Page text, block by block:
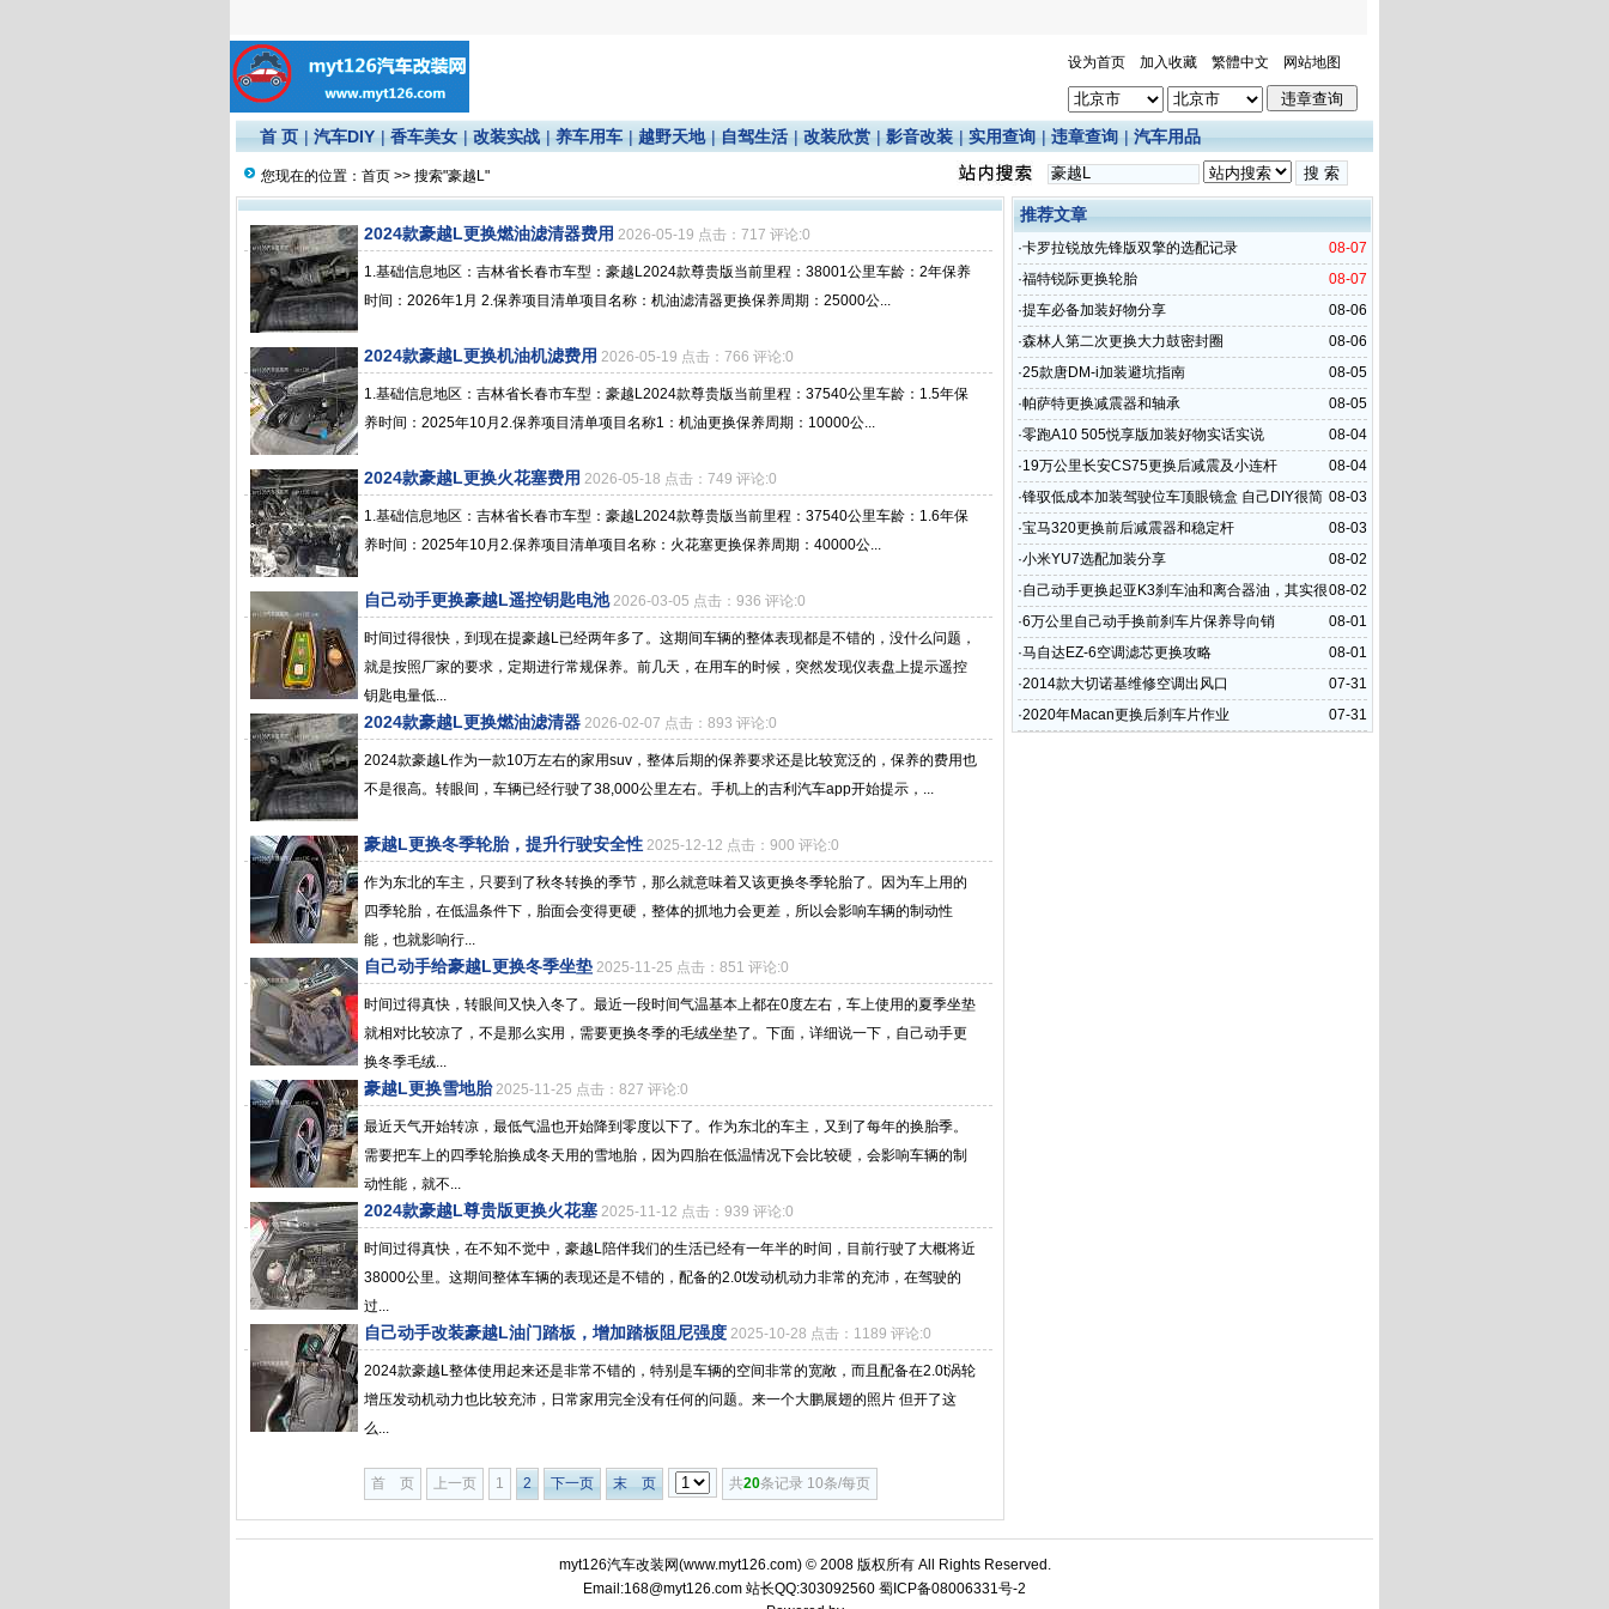
设为首页 加入收藏 繁體中文 网站地图
首 页 |汽车DIY |香车美女 |改装实战 |养车用车 |越野天地 |自驾生活 |改装欣赏 |影音改装 |实用查询 |违章查询 |汽车用品
您现在的位置： 首页 >> 搜索"豪越L"
2024款豪越L更换燃油滤清器费用 2026-05-19 点击：717 评论:0
1.基础信息地区：吉林省长春市车型：豪越L2024款尊贵版当前里程：38001公里车龄：2年保养
时间：2026年1月 2.保养项目清单项目名称：机油滤清器更换保养周期：25000公...
2024款豪越L更换机油机滤费用 2026-05-19 点击：766 评论:0
1.基础信息地区：吉林省长春市车型：豪越L2024款尊贵版当前里程：37540公里车龄：1.5年保
养时间：2025年10月2.保养项目清单项目名称1：机油更换保养周期：10000公...
2024款豪越L更换火花塞费用 2026-05-18 点击：749 评论:0
1.基础信息地区：吉林省长春市车型：豪越L2024款尊贵版当前里程：37540公里车龄：1.6年保
养时间：2025年10月2.保养项目清单项目名称：火花塞更换保养周期：40000公...
自己动手更换豪越L遥控钥匙电池 2026-03-05 点击：936 评论:0
时间过得很快，到现在提豪越L已经两年多了。这期间车辆的整体表现都是不错的，没什么问题，
就是按照厂家的要求，定期进行常规保养。前几天，在用车的时候，突然发现仪表盘上提示遥控
钥匙电量低...
2024款豪越L更换燃油滤清器 2026-02-07 点击：893 评论:0
2024款豪越L作为一款10万左右的家用suv，整体后期的保养要求还是比较宽泛的，保养的费用也
不是很高。转眼间，车辆已经行驶了38,000公里左右。手机上的吉利汽车app开始提示，...
豪越L更换冬季轮胎，提升行驶安全性 2025-12-12 点击：900 评论:0
作为东北的车主，只要到了秋冬转换的季节，那么就意味着又该更换冬季轮胎了。因为车上用的
四季轮胎，在低温条件下，胎面会变得更硬，整体的抓地力会更差，所以会影响车辆的制动性
能，也就影响行...
自己动手给豪越L更换冬季坐垫 2025-11-25 点击：851 评论:0
时间过得真快，转眼间又快入冬了。最近一段时间气温基本上都在0度左右，车上使用的夏季坐垫
就相对比较凉了，不是那么实用，需要更换冬季的毛绒坐垫了。下面，详细说一下，自己动手更
换冬季毛绒...
豪越L更换雪地胎 2025-11-25 点击：827 评论:0
最近天气开始转凉，最低气温也开始降到零度以下了。作为东北的车主，又到了每年的换胎季。
需要把车上的四季轮胎换成冬天用的雪地胎，因为四胎在低温情况下会比较硬，会影响车辆的制
动性能，就不...
2024款豪越L尊贵版更换火花塞 2025-11-12 点击：939 评论:0
时间过得真快，在不知不觉中，豪越L陪伴我们的生活已经有一年半的时间，目前行驶了大概将近
38000公里。这期间整体车辆的表现还是不错的，配备的2.0t发动机动力非常的充沛，在驾驶的
过...
自己动手改装豪越L油门踏板，增加踏板阻尼强度 2025-10-28 点击：1189 评论:0
2024款豪越L整体使用起来还是非常不错的，特别是车辆的空间非常的宽敞，而且配备在2.0t涡轮
增压发动机动力也比较充沛，日常家用完全没有任何的问题。来一个大鹏展翅的照片 但开了这
么...
首 页 上一页 1 2 下一页 末 页 共20条记录 10条/每页
推荐文章
08-07
·卡罗拉锐放先锋版双擎的选配记录
08-07
·福特锐际更换轮胎
08-06
·提车必备加装好物分享
08-06
·森林人第二次更换大力鼓密封圈
08-05
·25款唐DM-i加装避坑指南
08-05
·帕萨特更换减震器和轴承
08-04
·零跑A10 505悦享版加装好物实话实说
08-04
·19万公里长安CS75更换后减震及小连杆
08-03
·锋驭低成本加装驾驶位车顶眼镜盒 自己DIY很简
单
08-03
·宝马320更换前后减震器和稳定杆
08-02
·小米YU7选配加装分享
08-02
·自己动手更换起亚K3刹车油和离合器油，其实很
简单
08-01
·6万公里自己动手换前刹车片保养导向销
08-01
·马自达EZ-6空调滤芯更换攻略
07-31
·2014款大切诺基维修空调出风口
07-31
·2020年Macan更换后刹车片作业
myt126汽车改装网(www.myt126.com) © 2008 版权所有 All Rights Reserved.
Email:168@myt126.com 站长QQ:303092560 蜀ICP备08006331号-2